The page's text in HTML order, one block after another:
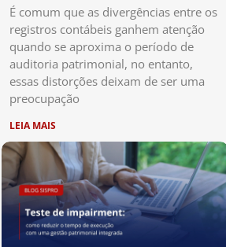
É comum que as divergências entre os
registros contábeis ganhem atenção
quando se aproxima o período de
auditoria patrimonial, no entanto,
essas distorções deixam de ser uma
preocupação
LEIA MAIS